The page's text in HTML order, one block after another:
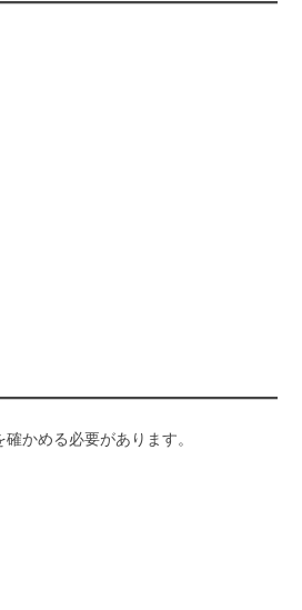
かめる必要があります。